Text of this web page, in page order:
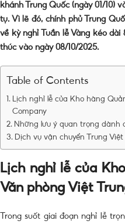
khánh Trung Quốc (ngày 01/10)
tụ. Vì lẽ đó, chính phủ Trung
về kỳ nghỉ Tuần lễ Vàng kéo
thúc vào ngày 08/10/2025.
Table of Contents
Lịch nghỉ lễ của Kho hàng
Company
Những lưu ý quan trọng dành
Dịch vụ vận chuyển Trung
Lịch nghỉ lễ của
Văn phòng Việt
Trong suốt giai đoạn nghỉ lễ